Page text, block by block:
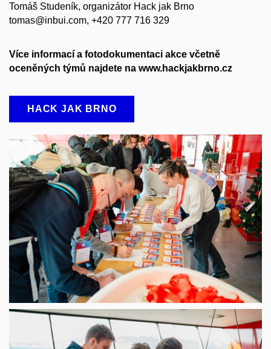
Tomáš Studeník, organizátor Hack jak Brno
tomas@inbui.com, +420 777 716 329
Více informací a fotodokumentaci akce včetně
oceněných týmů najdete na www.hackjakbrno.cz
HACK JAK BRNO